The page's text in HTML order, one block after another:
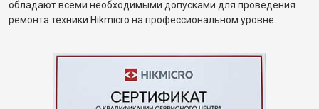
обладают всеми необходимыми допусками для проведения
ремонта техники Hikmicro на профессиональном уровне.